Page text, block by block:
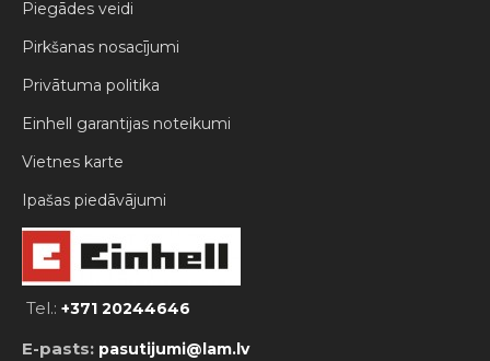
Piegādes veidi
Pirkšanas nosacījumi
Privātuma politika
Einhell garantijas noteikumi
Vietnes karte
Ipašas piedāvājumi
Tel.: +371 20244646
E-pasts: pasutijumi@lam.lv